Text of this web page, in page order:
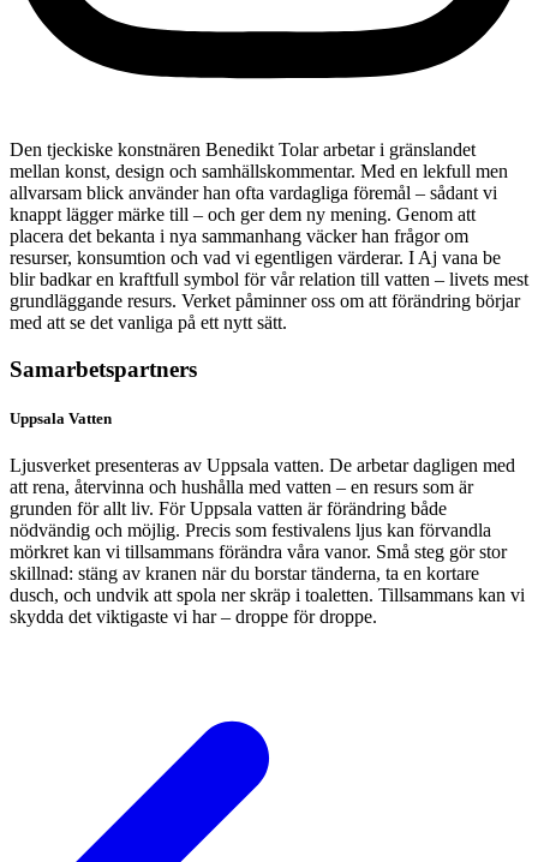
Den tjeckiske konstnären Benedikt Tolar arbetar i gränslandet
mellan konst, design och samhällskommentar. Med en lekfull men
allvarsam blick använder han ofta vardagliga föremål – sådant vi
knappt lägger märke till – och ger dem ny mening. Genom att
placera det bekanta i nya sammanhang väcker han frågor om
resurser, konsumtion och vad vi egentligen värderar. I Aj vana be
blir badkar en kraftfull symbol för vår relation till vatten – livets mest
grundläggande resurs. Verket påminner oss om att förändring börjar
med att se det vanliga på ett nytt sätt.
Samarbetspartners
Uppsala Vatten
Ljusverket presenteras av Uppsala vatten. De arbetar dagligen med
att rena, återvinna och hushålla med vatten – en resurs som är
grunden för allt liv. För Uppsala vatten är förändring både
nödvändig och möjlig. Precis som festivalens ljus kan förvandla
mörkret kan vi tillsammans förändra våra vanor. Små steg gör stor
skillnad: stäng av kranen när du borstar tänderna, ta en kortare
dusch, och undvik att spola ner skräp i toaletten. Tillsammans kan vi
skydda det viktigaste vi har – droppe för droppe.